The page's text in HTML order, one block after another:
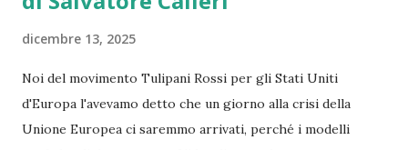
dicembre 13, 2025
Noi del movimento Tulipani Rossi per gli Stati Uniti
d'Europa l'avevamo detto che un giorno alla crisi della
Unione Europea ci saremmo arrivati, perché i modelli